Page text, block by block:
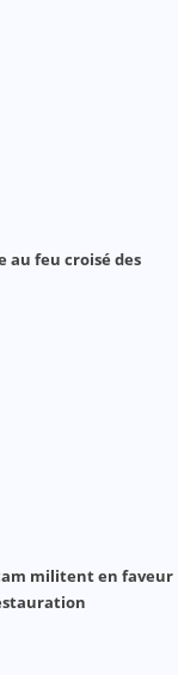
au feu croisé des
militent en faveur